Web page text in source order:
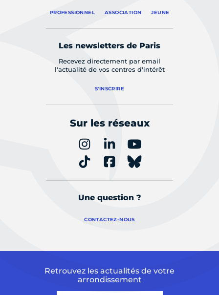
PROFESSIONNEL ASSOCIATION JEUNE
Les newsletters de Paris
Recevez directement par email
l'actualité de vos centres d'intérêt
S'INSCRIRE
Sur les réseaux
Une question ?
CONTACTEZ-NOUS
Retrouvez les actualités de votre
arrondissement